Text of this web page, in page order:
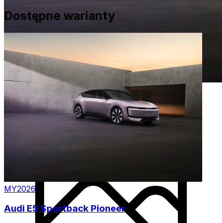
Dostępne warianty
MY2026
Audi E5 Sportback Pioneer